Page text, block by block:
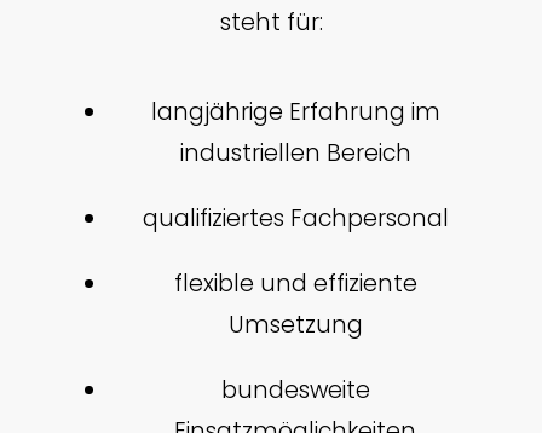
steht für:
langjährige Erfahrung im
industriellen Bereich
qualifiziertes Fachpersonal
flexible und effiziente
Umsetzung
bundesweite